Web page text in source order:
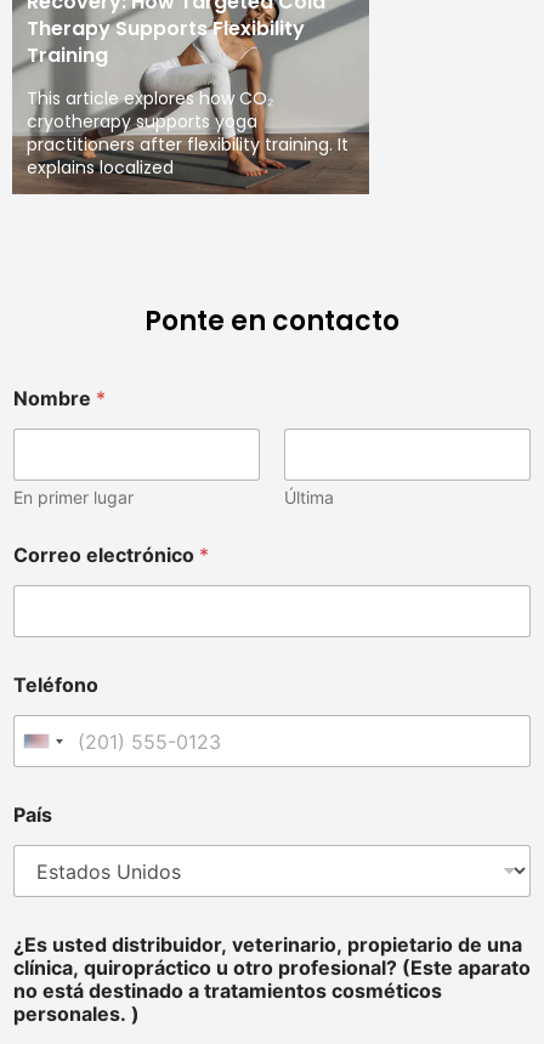
Therapy Supports Flexibility
Training
This article explores how CO₂
cryotherapy supports yoga
practitioners after flexibility training. It
explains localized
Ponte en contacto
Nombre *
En primer lugar Última
Correo electrónico *
Teléfono
Estados Unidos +1
País
u
i
r
o
¿Es usted distribuidor, veterinario, propietario de una
clínica, quiropráctico u otro profesional? (Este aparato
no está destinado a tratamientos cosméticos
personales. )